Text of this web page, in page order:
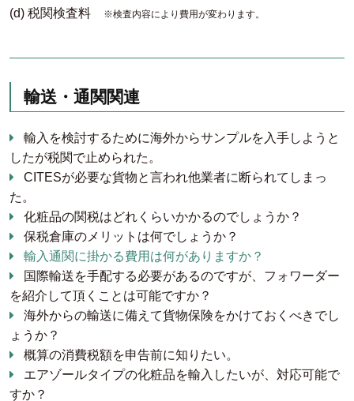
(d) 税関検査料 ※検査内容により費用が変わります。
輸送・通関関連
輸入を検討するために海外からサンプルを入手しようと
したが税関で止められた。
CITESが必要な貨物と言われ他業者に断られてしまっ
た。
化粧品の関税はどれくらいかかるのでしょうか？
保税倉庫のメリットは何でしょうか？
輸入通関に掛かる費用は何がありますか？
国際輸送を手配する必要があるのですが、フォワーダー
を紹介して頂くことは可能ですか？
海外からの輸送に備えて貨物保険をかけておくべきでし
ょうか？
概算の消費税額を申告前に知りたい。
エアゾールタイプの化粧品を輸入したいが、対応可能で
すか？